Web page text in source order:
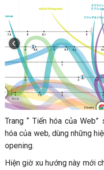
Trang “ Tiến hóa của
hóa của web, dùng những
opening.
Hiện giờ xu hướng này mới